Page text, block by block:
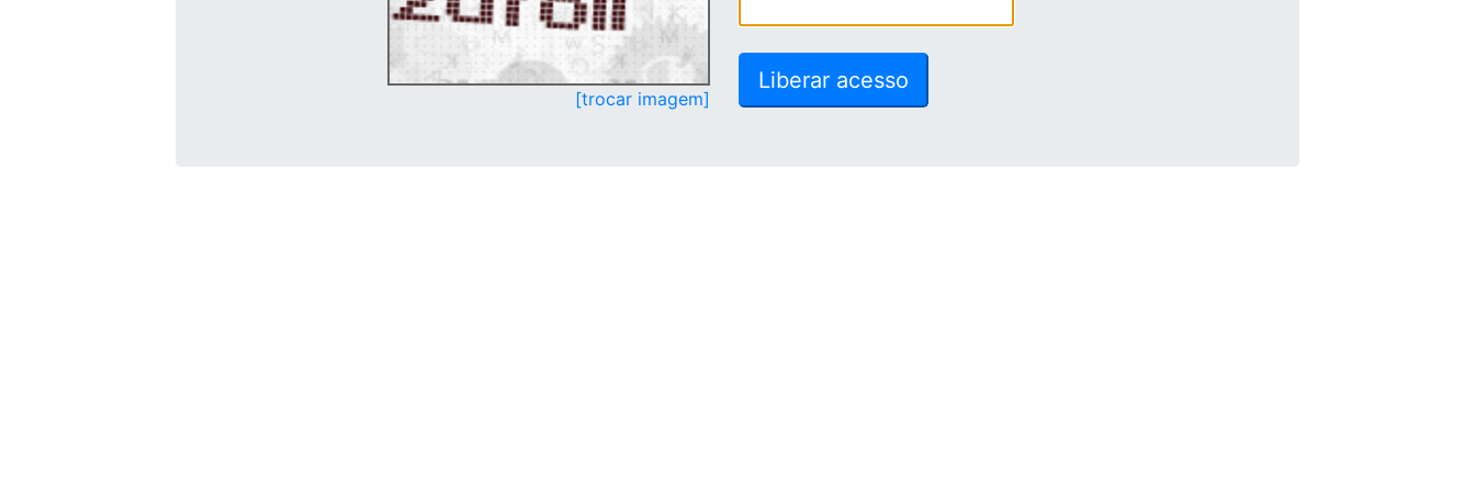
[trocar imagem]